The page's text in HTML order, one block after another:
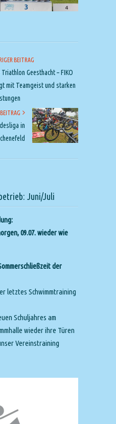
BEITRAG
Triathlon Geesthacht – FIKO
mit Teamgeist und starken
in
Juni/Juli
09.07. wieder wie
der
letztes Schwimmtraining
Schuljahres am
wieder ihre Türen
Vereinstraining